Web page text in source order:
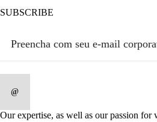
SUBSCRIBE
Our expertise, as well as our passion for